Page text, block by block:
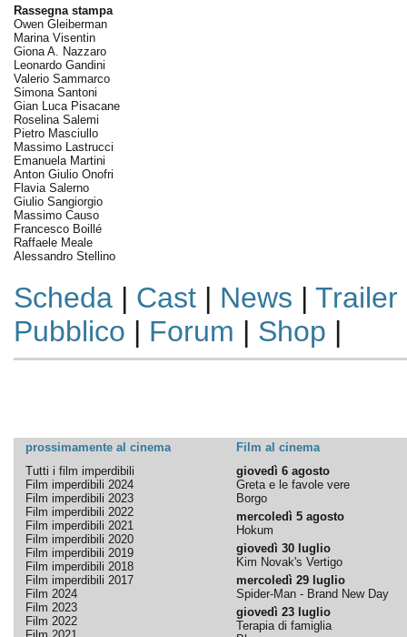
Rassegna stampa
Owen Gleiberman
Marina Visentin
Giona A. Nazzaro
Leonardo Gandini
Valerio Sammarco
Simona Santoni
Gian Luca Pisacane
Roselina Salemi
Pietro Masciullo
Massimo Lastrucci
Emanuela Martini
Anton Giulio Onofri
Flavia Salerno
Giulio Sangiorgio
Massimo Causo
Francesco Boillé
Raffaele Meale
Alessandro Stellino
Scheda| Cast| News | Trailer
Pubblico | Forum | Shop |
prossimamente al cinema
Film al cinema
Tutti i film imperdibili
Film imperdibili 2024
Film imperdibili 2023
Film imperdibili 2022
Film imperdibili 2021
Film imperdibili 2020
Film imperdibili 2019
Film imperdibili 2018
Film imperdibili 2017
Film 2024
Film 2023
Film 2022
giovedì 6 agosto
Greta e le favole vere
Borgo
mercoledì 5 agosto
Hokum
giovedì 30 luglio
Kim Novak's Vertigo
mercoledì 29 luglio
Spider-Man - Brand New Day
giovedì 23 luglio
Terapia di famiglia